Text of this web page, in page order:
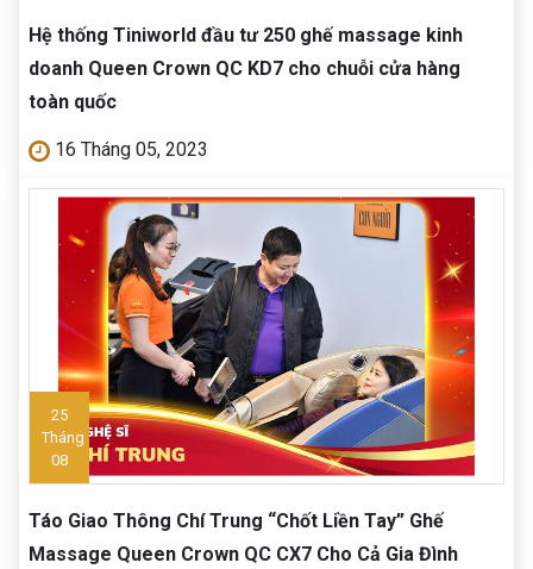
Hệ thống Tiniworld đầu tư 250 ghế massage kinh
doanh Queen Crown QC KD7 cho chuỗi cửa hàng
toàn quốc
16 Tháng 05, 2023
25
Tháng
08
Táo Giao Thông Chí Trung “Chốt Liền Tay” Ghế
Massage Queen Crown QC CX7 Cho Cả Gia Đình